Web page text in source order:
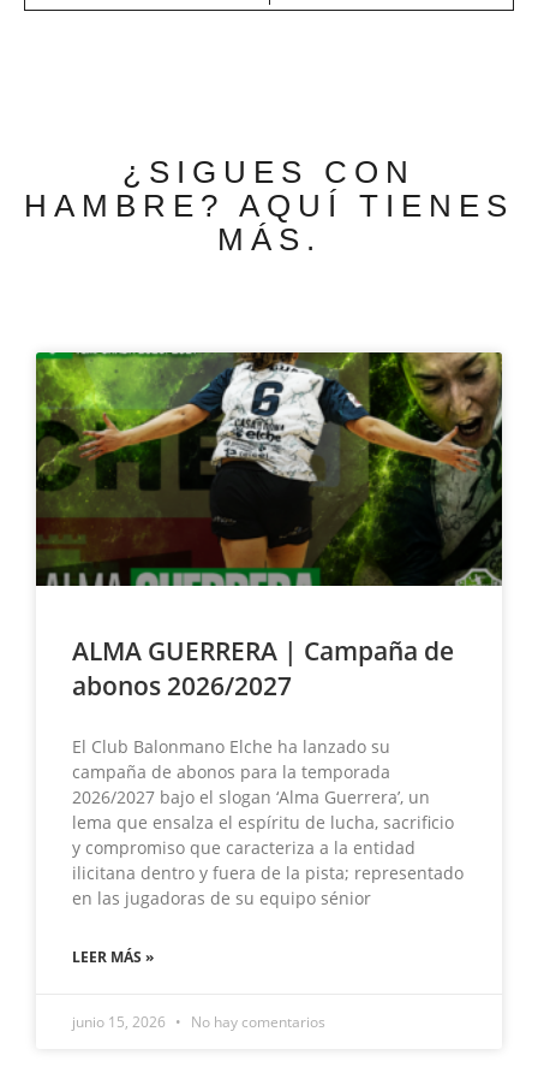
¿SIGUES CON
HAMBRE? AQUÍ TIENES
MÁS.
ALMA GUERRERA | Campaña de
abonos 2026/2027
El Club Balonmano Elche ha lanzado su
campaña de abonos para la temporada
2026/2027 bajo el slogan ‘Alma Guerrera’, un
lema que ensalza el espíritu de lucha, sacrificio
y compromiso que caracteriza a la entidad
ilicitana dentro y fuera de la pista; representado
en las jugadoras de su equipo sénior
LEER MÁS »
junio 15, 2026 No hay comentarios